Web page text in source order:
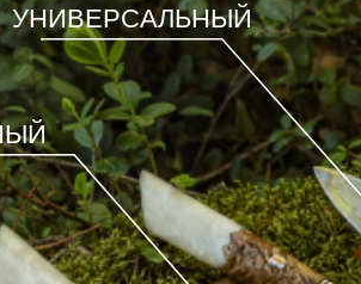
УНИВЕРСАЛЬНЫЙ